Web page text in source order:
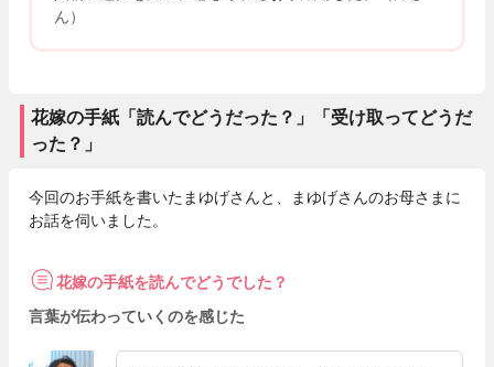
ん）
花嫁の手紙「読んでどうだった？」「受け取ってどうだ
った？」
今回のお手紙を書いたまゆげさんと、まゆげさんのお母さまに
お話を伺いました。
花嫁の手紙を読んでどうでした？
言葉が伝わっていくのを感じた